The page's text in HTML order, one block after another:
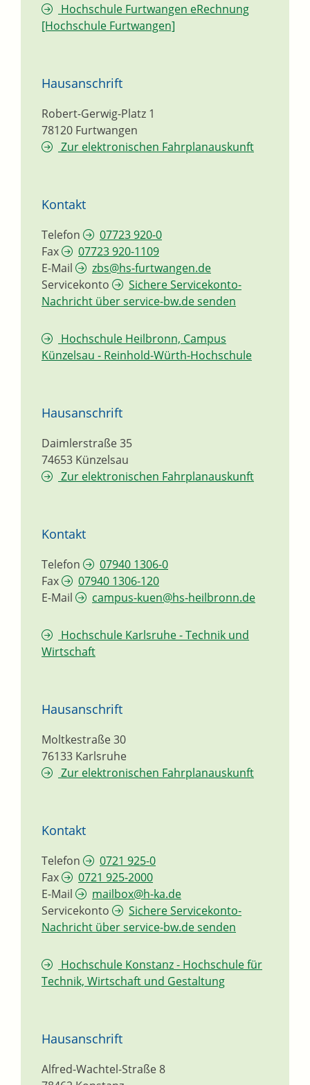
Hochschule Furtwangen eRechnung
[Hochschule Furtwangen]
Hausanschrift
Robert-Gerwig-Platz 1
78120 Furtwangen
Zur elektronischen Fahrplanauskunft
Kontakt
Telefon
07723 920-0
Fax
07723 920-1109
E-Mail
zbs@hs-furtwangen.de
Servicekonto
Sichere Servicekonto-
Nachricht über service-bw.de senden
Hochschule Heilbronn, Campus
Künzelsau - Reinhold-Würth-Hochschule
Hausanschrift
Daimlerstraße 35
74653 Künzelsau
Zur elektronischen Fahrplanauskunft
Kontakt
Telefon
07940 1306-0
Fax
07940 1306-120
E-Mail
campus-kuen@hs-heilbronn.de
Hochschule Karlsruhe - Technik und
Wirtschaft
Hausanschrift
Moltkestraße 30
76133 Karlsruhe
Zur elektronischen Fahrplanauskunft
Kontakt
Telefon
0721 925-0
Fax
0721 925-2000
E-Mail
mailbox@h-ka.de
Servicekonto
Sichere Servicekonto-
Nachricht über service-bw.de senden
Hochschule Konstanz - Hochschule für
Technik, Wirtschaft und Gestaltung
Hausanschrift
Alfred-Wachtel-Straße 8